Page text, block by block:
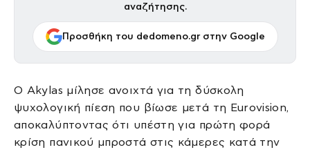
αναζήτησης.
Προσθήκη του dedomeno.gr στην Google
Ο Akylas μίλησε ανοιχτά για τη δύσκολη
ψυχολογική πίεση που βίωσε μετά τη Eurovision,
αποκαλύπτοντας ότι υπέστη για πρώτη φορά
κρίση πανικού μπροστά στις κάμερες κατά την